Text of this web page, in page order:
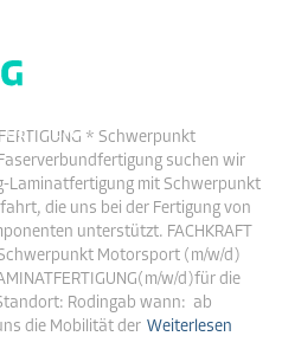
DE EN
Laminatfertigung
* Schwerpunkt
suchen wir
Laminatfertigung mit Schwerpunkt
die uns bei der Fertigung von
unterstützt. FACHKRAFT
Schwerpunkt Motorsport (m/w/d)
w/d)für die
Rodingab wann: ab
die Mobilität der Weiterlesen